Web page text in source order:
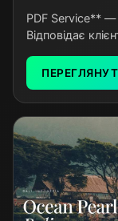
PDF Service** —
Відповідає
хвилин.